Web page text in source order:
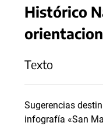
Histórico
Texto
Sugerencias
infografía «San